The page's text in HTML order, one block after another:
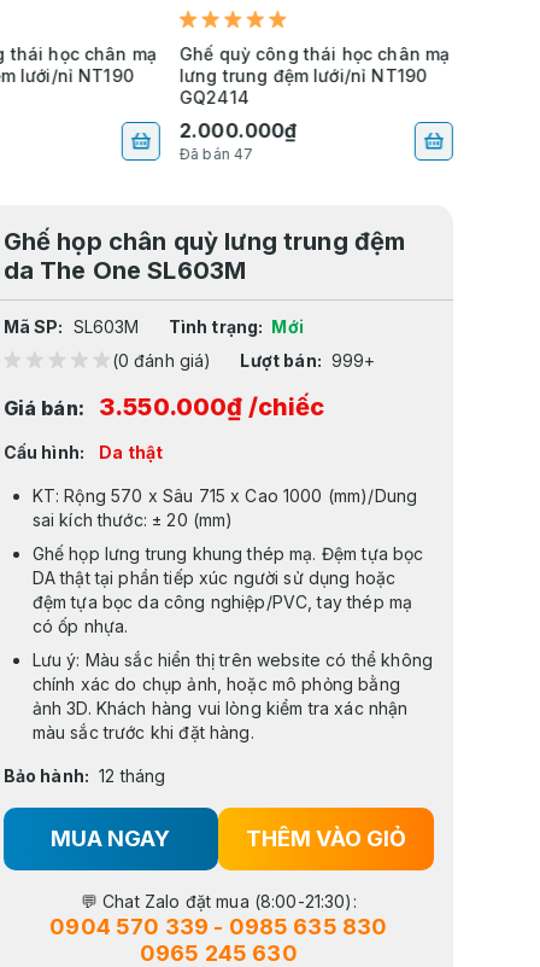
thái học chân mạ
lưới/nỉ NT190
Ghế quỳ công thái học chân mạ
lưng trung đệm lưới/nỉ NT190
GQ2414
2.000.000₫
Đã bán 47
Ghế họp chân quỳ lưng trung đệm
da The One SL603M
Mã SP: SL603M Tình trạng: Mới
(0 đánh giá)
Lượt bán: 999+
Giá bán: 3.550.000₫ /chiếc
Cấu hình: Da thật
KT: Rộng 570 x Sâu 715 x Cao 1000 (mm)/Dung
sai kích thước: ± 20 (mm)
Ghế họp lưng trung khung thép mạ. Đệm tựa bọc
DA thật tại phần tiếp xúc người sử dụng hoặc
đệm tựa bọc da công nghiệp/PVC, tay thép mạ
có ốp nhựa.
Lưu ý: Màu sắc hiển thị trên website có thể không
chính xác do chụp ảnh, hoặc mô phỏng bằng
ảnh 3D. Khách hàng vui lòng kiểm tra xác nhận
màu sắc trước khi đặt hàng.
Bảo hành: 12 tháng
MUA NGAY THÊM VÀO GIỎ
💬 Chat Zalo đặt mua (8:00-21:30):
0904 570 339 - 0985 635 830
0965 245 630